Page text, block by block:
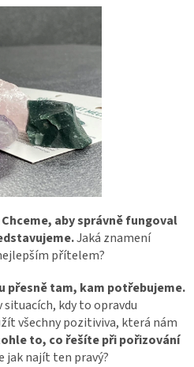
Chceme, aby správně fungoval
Jaká znamení
přítelem?
přesně tam, kam potřebujeme.
kdy to opravdu
všechny pozitiviva, která nám
to, co řešíte při pořizování
jak najít ten pravý?